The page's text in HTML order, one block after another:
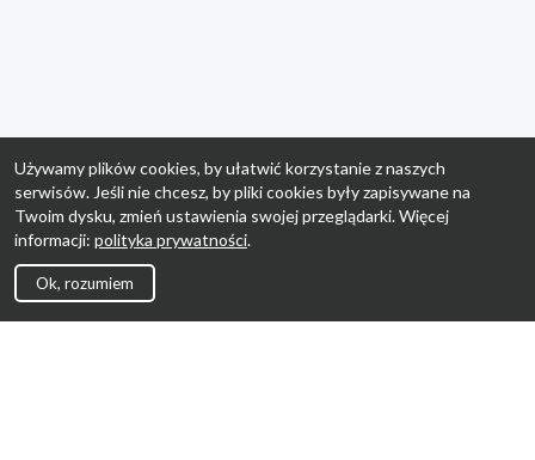
Używamy plików cookies, by ułatwić korzystanie z naszych
serwisów. Jeśli nie chcesz, by pliki cookies były zapisywane na
Twoim dysku, zmień ustawienia swojej przeglądarki. Więcej
informacji: polityka prywatności.
Ok, rozumiem